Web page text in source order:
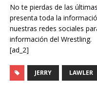
No te pierdas de las últimas
presenta toda la
nuestras redes sociales
información del Wrestling.
[ad_2]
JERRY LAWLER